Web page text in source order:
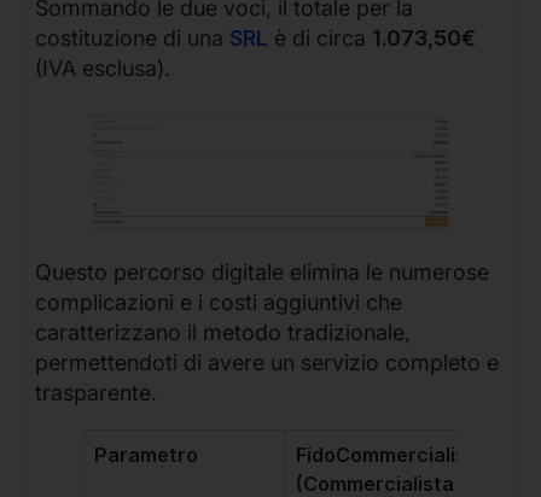
Sommando le due voci, il totale per la
costituzione di una SRL è di circa 1.073,50€
(IVA esclusa).
Questo percorso digitale elimina le numerose
complicazioni e i costi aggiuntivi che
caratterizzano il metodo tradizionale,
permettendoti di avere un servizio completo e
trasparente.
Parametro
FidoCommercialista
(Commercialista